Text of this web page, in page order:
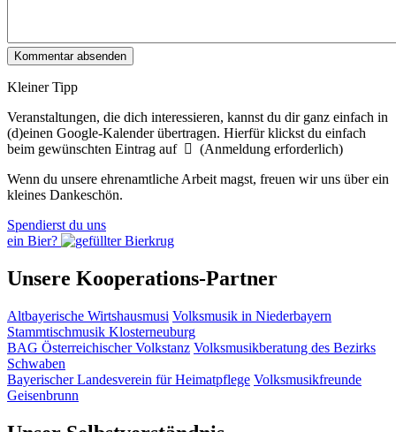
Kleiner Tipp
Veranstaltungen, die dich interessieren, kannst du dir ganz einfach in
(d)einen Google-Kalender übertragen. Hierfür klickst du einfach
beim gewünschten Eintrag auf
(Anmeldung erforderlich)
Wenn du unsere ehrenamtliche Arbeit magst, freuen wir uns über ein
kleines Dankeschön.
Spendierst du uns
ein Bier?
Unsere Kooperations-Partner
Altbayerische Wirtshausmusi Volksmusik in Niederbayern
Stammtischmusik Klosterneuburg
BAG Österreichischer Volkstanz Volksmusikberatung des Bezirks
Schwaben
Bayerischer Landesverein für Heimatpflege Volksmusikfreunde
Geisenbrunn